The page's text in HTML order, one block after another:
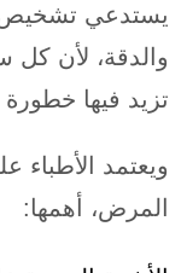
يستدعي تشخيص
والدقة، لأن
تزيد فيها خطورة
ويعتمد
المرض، أهمها: